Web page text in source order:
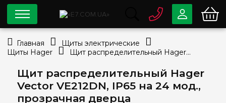
Щит распределительный Hager
Vector VE212DN, IP65 на 24 мод.,
прозрачная дверца
0 800 33-63-07
info@e7.com.ua
044334-79-78
Viber Telegram
Главная
Щиты электрические
Щиты Hager
Щит распределительный Hager Vector VE212DN, IP65 на 24 мод., прозрачная дверца